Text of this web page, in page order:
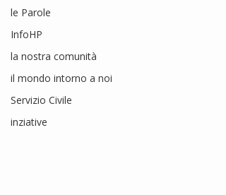
le Parole
InfoHP
la nostra comunità
il mondo intorno a noi
Servizio Civile
inziative